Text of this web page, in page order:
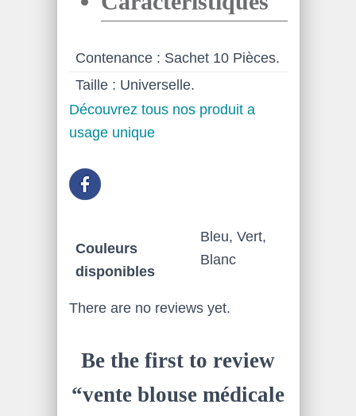
Contenance : Sachet 10 Pièces.
Taille : Universelle.
Découvrez tous nos produit a
usage unique
Couleurs
disponibles
Bleu, Vert,
Blanc
There are no reviews yet.
Be the first to review
“vente blouse médicale